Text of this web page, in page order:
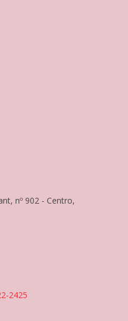
nº 902 - Centro,
2425